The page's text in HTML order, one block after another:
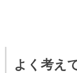
よく考え